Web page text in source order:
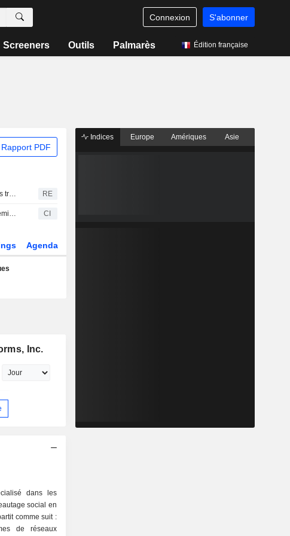
Connexion S'abonner
Screeners Outils Palmarès Édition française
Rapport PDF
Trade Desk prévoit un chiffre d'affaires trimestriel décevant, le titre chute RE
Meta lance Muse Spark 1.2 et son premier agent de programmation CI
Agenda
Inc.
dans les
social en
comme suit :
de réseaux
Indices Europe Amériques Asie